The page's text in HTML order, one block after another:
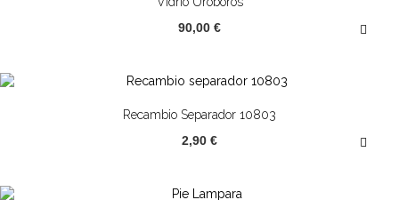
90,00 €
Recambio Separador 10803
2,90 €